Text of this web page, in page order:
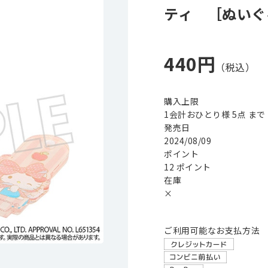
ティ ［ぬいぐ
440円
購入上限
1会計おひとり様 5点 まで
発売日
2024/08/09
ポイント
12 ポイント
在庫
×
ご利用可能なお支払方法